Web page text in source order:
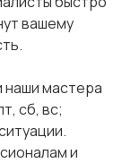
вашему
наши мастера
сб, вс;
и